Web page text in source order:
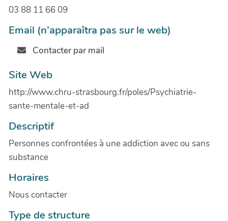
03 88 11 66 09
Email (n’apparaîtra pas sur le web)
Contacter par mail
Site Web
http://www.chru-strasbourg.fr/poles/Psychiatrie-
sante-mentale-et-ad
Descriptif
Personnes confrontées à une addiction avec ou sans
substance
Horaires
Nous contacter
Type de structure